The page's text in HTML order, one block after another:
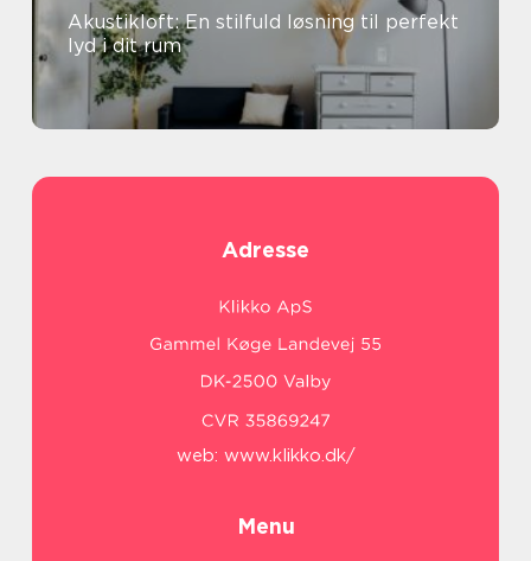
Akustikloft: En stilfuld løsning til perfekt
lyd i dit rum
Adresse
web: www.klikko.dk/
Menu